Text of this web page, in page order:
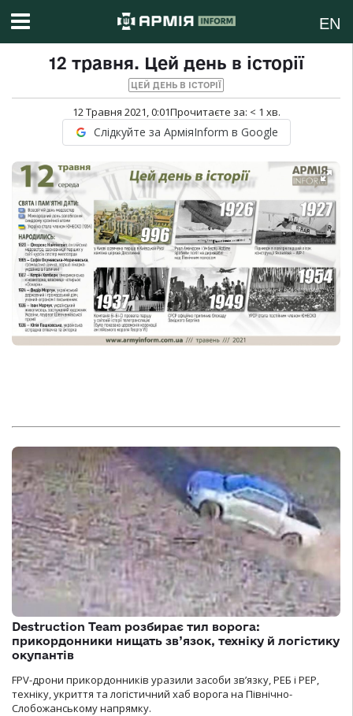
EN
12 травня. Цей день в історії
ЦЕЙ ДЕНЬ В ІСТОРІЇ
12 Травня 2021, 0:01Прочитаєте за: < 1 хв.
Слідкуйте за АрміяInform в Google
Destruction Team розбирає тил ворога:
прикордонники нищать зв’язок, техніку й логістику
окупантів
FPV-дрони прикордонників уразили засоби зв’язку, РЕБ і РЕР,
техніку, укриття та логістичний хаб ворога на Північно-
Слобожанському напрямку.